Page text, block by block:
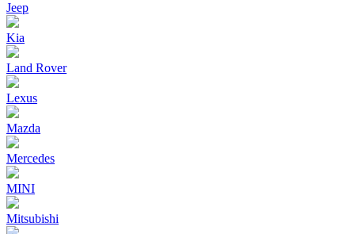
Jeep
Kia
Land Rover
Lexus
Mazda
Mercedes
MINI
Mitsubishi